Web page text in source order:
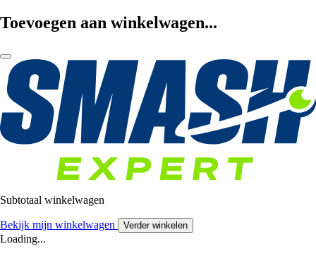
Toevoegen aan winkelwagen...
Subtotaal winkelwagen
Bekijk mijn winkelwagen Verder winkelen
Loading...